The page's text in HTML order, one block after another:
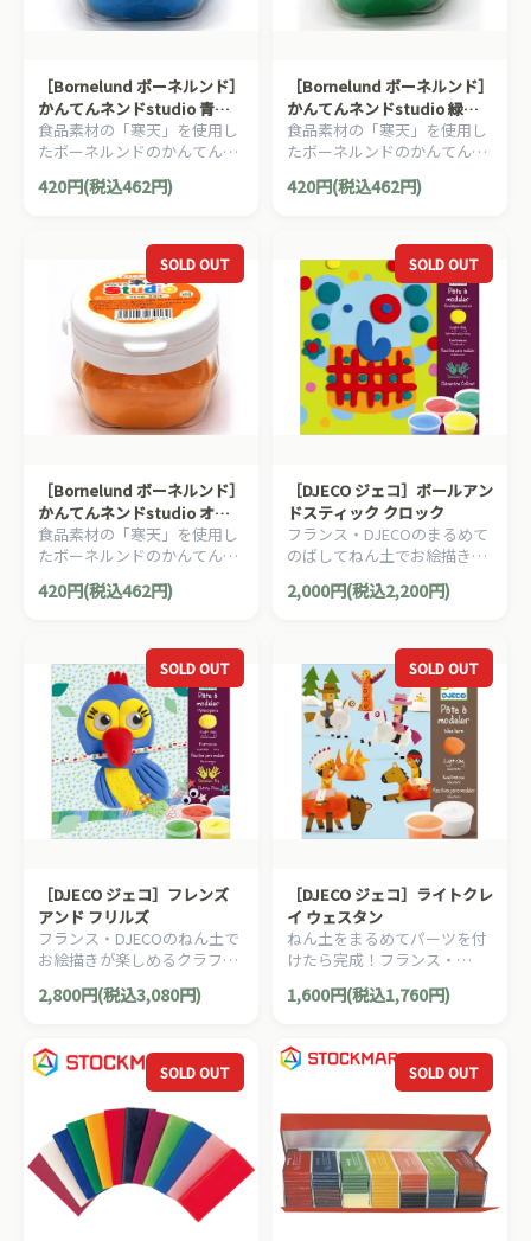
［Bornelund ボーネルンド］
かんてんネンドstudio 青
（寒天粘土）
食品素材の「寒天」を使用し
たボーネルンドのかんてんネ
ンド（寒天粘土）。はじめて
のねんど遊びにもオススメで
420円(税込462円)
［Bornelund ボーネルンド］
かんてんネンドstudio 緑
（寒天粘土）
食品素材の「寒天」を使用し
たボーネルンドのかんてんネ
ンド（寒天粘土）。はじめて
のねんど遊びにもオススメで
420円(税込462円)
SOLD OUT
［Bornelund ボーネルンド］
かんてんネンドstudio オレ
ンジ （寒天粘土）
食品素材の「寒天」を使用し
たボーネルンドのかんてんネ
ンド（寒天粘土）。はじめて
のねんど遊びにもオススメで
420円(税込462円)
SOLD OUT
［DJECO ジェコ］ボールアン
ドスティック クロック
フランス・DJECOのまるめて
のばしてねん土でお絵描きが
楽しめるクラフトセット『ボ
ールアンドスティックス』で
2,000円(税込2,200円)
SOLD OUT
［DJECO ジェコ］フレンズ
アンド フリルズ
フランス・DJECOのねん土で
お絵描きが楽しめるクラフト
セット。ねん土を整えて模様
を入れたり、パーツを付けた
2,800円(税込3,080円)
SOLD OUT
［DJECO ジェコ］ライトクレ
イ ウェスタン
ねん土をまるめてパーツを付
けたら完成！フランス・
DJECOのクラフトセットで
す。ウェスタン(西部劇)がモ
1,600円(税込1,760円)
SOLD OUT SOLD OUT